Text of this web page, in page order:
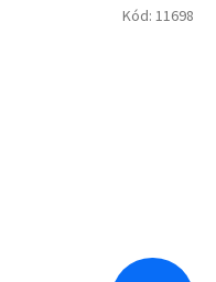
Kód: 11698